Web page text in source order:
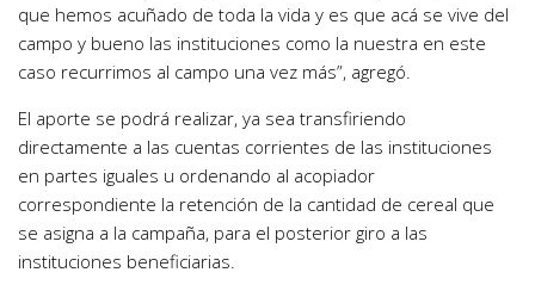
que hemos acuñado de toda la vida y es que acá se vive del
campo y bueno las instituciones como la nuestra en este
caso recurrimos al campo una vez más”, agregó.
El aporte se podrá realizar, ya sea transfiriendo
directamente a las cuentas corrientes de las instituciones
en partes iguales u ordenando al acopiador
correspondiente la retención de la cantidad de cereal que
se asigna a la campaña, para el posterior giro a las
instituciones beneficiarias.